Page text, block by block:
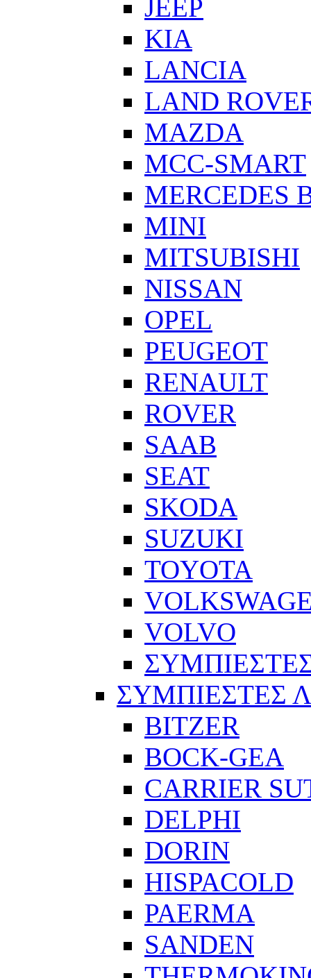
JEEP
KIA
LANCIA
LAND
MAZDA
MCC-SMART
MERCEDES
MINI
MITSUBISHI
NISSAN
OPEL
PEUGEOT
RENAULT
ROVER
SAAB
SEAT
SKODA
SUZUKI
TOYOTA
VOLVO
ΣΥΜΠΙΕΣΤΕΣ
BITZER
BOCK-GEA
CARRIER
DELPHI
DORIN
HISPACOLD
PAERMA
SANDEN